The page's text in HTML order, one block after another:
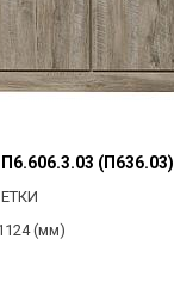
(П636.03)
(мм)